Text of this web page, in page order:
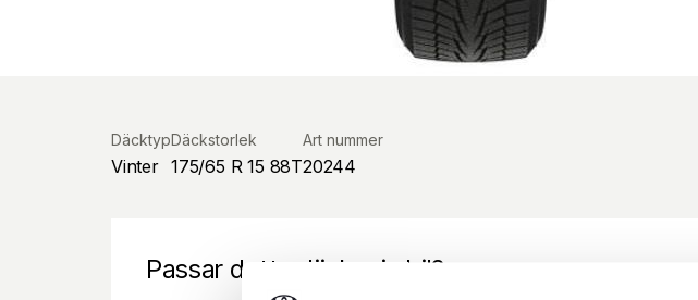
Däcktyp
Vinter
Däckstorlek
175/65 R 15 88T
Art nummer
20244
Passar detta däck min bil?